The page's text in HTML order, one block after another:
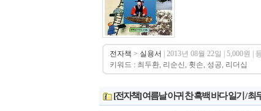
전자책 > 실용서 | 2013년 08월 22일 | 5,000원 |
키워드 : 최두환, 리순신, 휫손, 성공, 리더십
[전자책] 여름날 아귀 찬 흑백 바다 일기 / 최